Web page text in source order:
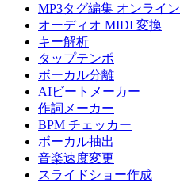
MP3タグ編集 オンライン
オーディオ MIDI 変換
キー解析
タップテンポ
ボーカル分離
AIビートメーカー
作詞メーカー
BPM チェッカー
ボーカル抽出
音楽速度変更
スライドショー作成